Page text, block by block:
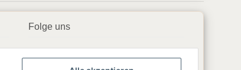
Folge uns
▶️ YouTube